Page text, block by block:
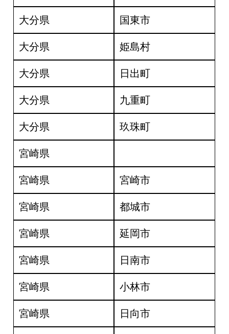
大分県 国東市
大分県 姫島村
大分県 日出町
大分県 九重町
大分県 玖珠町
宮崎県
宮崎県 宮崎市
宮崎県 都城市
宮崎県 延岡市
宮崎県 日南市
宮崎県 小林市
宮崎県 日向市